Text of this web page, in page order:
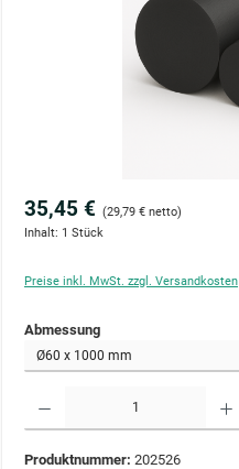
35,45 € (29,79 € netto)
Inhalt: 1 Stück
Preise inkl. MwSt. zzgl. Versandkosten
Abmessungauswählen
Produktnummer: 202526